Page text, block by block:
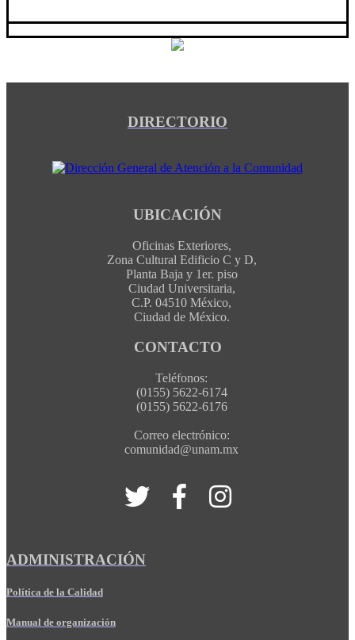
DIRECTORIO
UBICACIÓN
Oficinas Exteriores,
Zona Cultural Edificio C y D,
Planta Baja y 1er. piso
Ciudad Universitaria,
C.P. 04510 México,
Ciudad de México.
CONTACTO
Teléfonos:
(0155) 5622-6174
(0155) 5622-6176
Correo electrónico:
comunidad@unam.mx
ADMINISTRACIÓN
Política de la Calidad
Manual de organización